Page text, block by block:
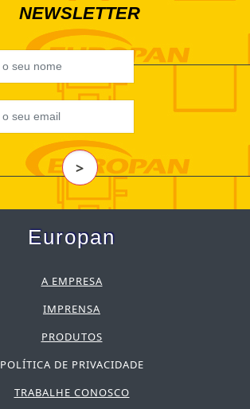
NEWSLETTER
>
Europan
A EMPRESA
IMPRENSA
PRODUTOS
POLÍTICA DE PRIVACIDADE
TRABALHE CONOSCO